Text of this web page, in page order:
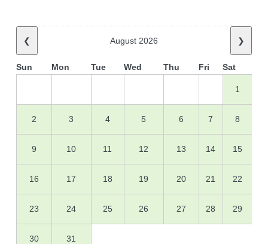
❮ August 2026 ❯
Sun Mon Tue Wed Thu Fri Sat
1
2 3 4 5 6 7 8
9 10 11 12 13 14 15
16 17 18 19 20 21 22
23 24 25 26 27 28 29
30 31